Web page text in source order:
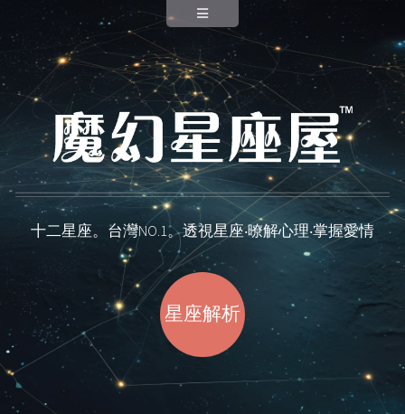
十二星座。台灣NO.1。透視星座‧暸解心理‧掌握愛情
星座解析
月亮星座
血型星座
A型星座
B型星座
O型星座
八大行星
FB粉絲團